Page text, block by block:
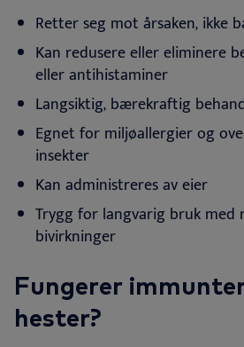
Retter seg mot årsaken, ikke
Kan redusere eller eliminere
ellerantihistaminer
Langsiktig, bærekraftig
Egnet for miljøallergier og
insekter
Kan administreresav eier
Trygg for langvarig bruk med
bivirkninger
Fungerer
hester?